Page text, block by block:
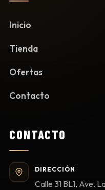
Inicio
Tienda
Ofertas
Contacto
CONTACTO
DIRECCIÓN
Calle 31 BL1, Ave.